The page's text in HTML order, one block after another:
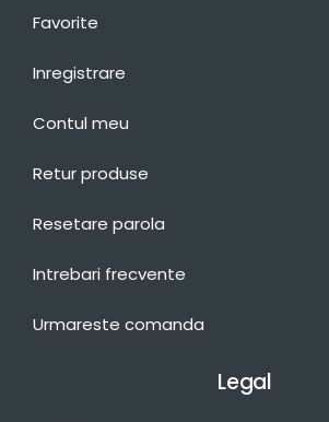
Favorite
Inregistrare
Contul meu
Retur produse
Resetare parola
Intrebari frecvente
Urmareste comanda
Legal